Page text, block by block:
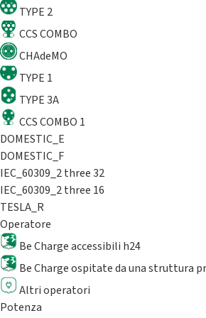
TYPE 2
CCS COMBO
CHAdeMO
TYPE 1
TYPE 3A
CCS COMBO 1
DOMESTIC_E
DOMESTIC_F
IEC_60309_2 three 32
IEC_60309_2 three 16
TESLA_R
Operatore
Be Charge accessibili h24
Be Charge ospitate da una struttura
Altri operatori
Potenza